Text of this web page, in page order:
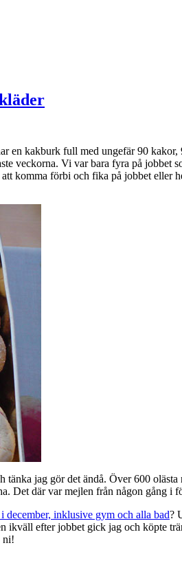
en kakburk full med ungefär 90
veckorna. Vi var bara fyra på
komma förbi och fika på jobbet eller
jag gör det ändå. Över 600
Det där var mejlen från någon gång i
december, inklusive gym och alla bad?
ikväll efter jobbet gick jag och köpte
ni!